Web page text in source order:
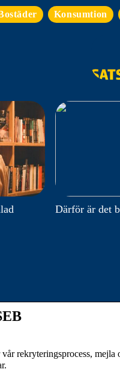
Konsumtion
Därför är det
rekryteringsprocess,